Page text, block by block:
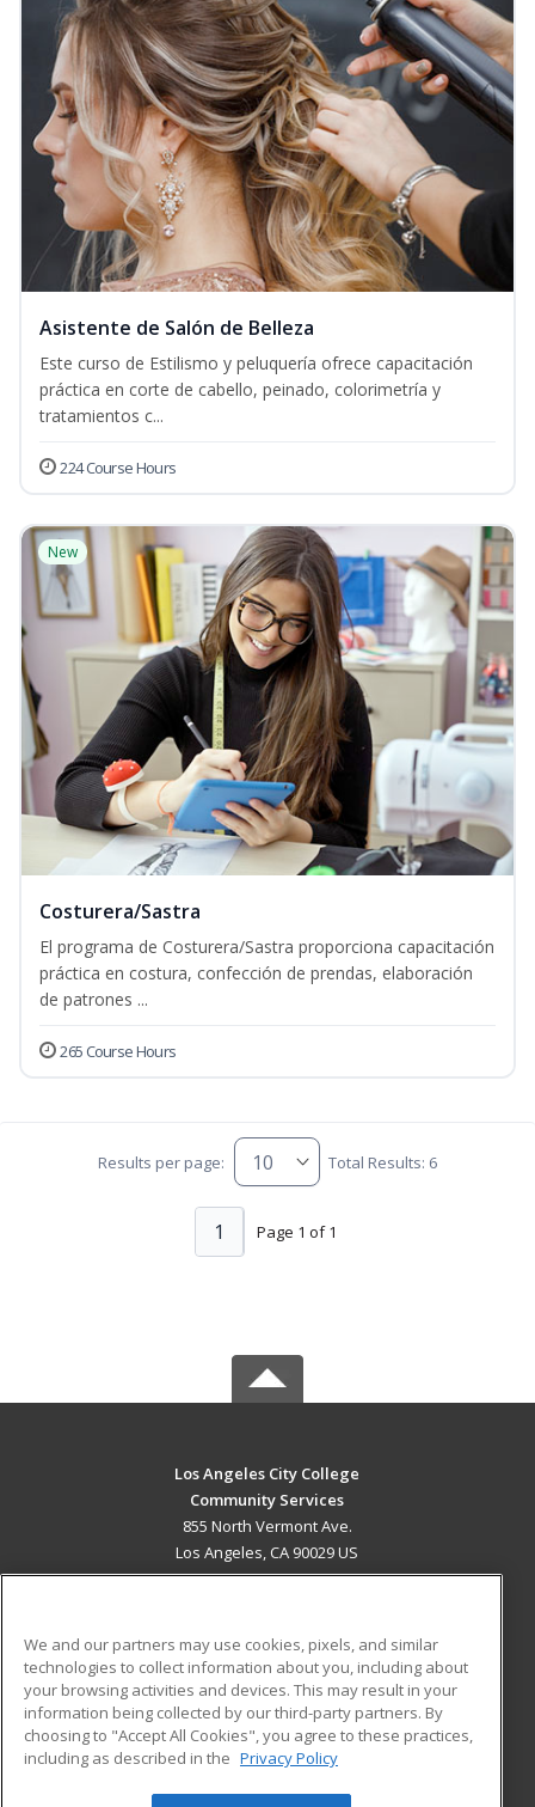
Asistente de Salón de Belleza
Este curso de Estilismo y peluquería ofrece capacitación
práctica en corte de cabello, peinado, colorimetría y
tratamientos c...
224 Course Hours
New
Costurera/Sastra
El programa de Costurera/Sastra proporciona capacitación
práctica en costura, confección de prendas, elaboración
de patrones ...
265 Course Hours
Results per page: Total Results: 6
Page 1 of 1
1
Los Angeles City College
Community Services
855 North Vermont Ave.
Los Angeles, CA 90029 US
ADDITIONAL RESOURCES
Military
Financial Assistance
Help
Student Blog
We and our partners may use cookies, pixels, and similar
technologies to collect information about you, including about
your browsing activities and devices. This may result in your
information being collected by our third-party partners. By
choosing to "Accept All Cookies", you agree to these practices,
including as described in the Privacy Policy